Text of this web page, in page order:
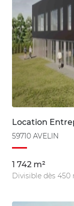
Location
59710 AVELIN
1 742 m²
Divisible dès 450